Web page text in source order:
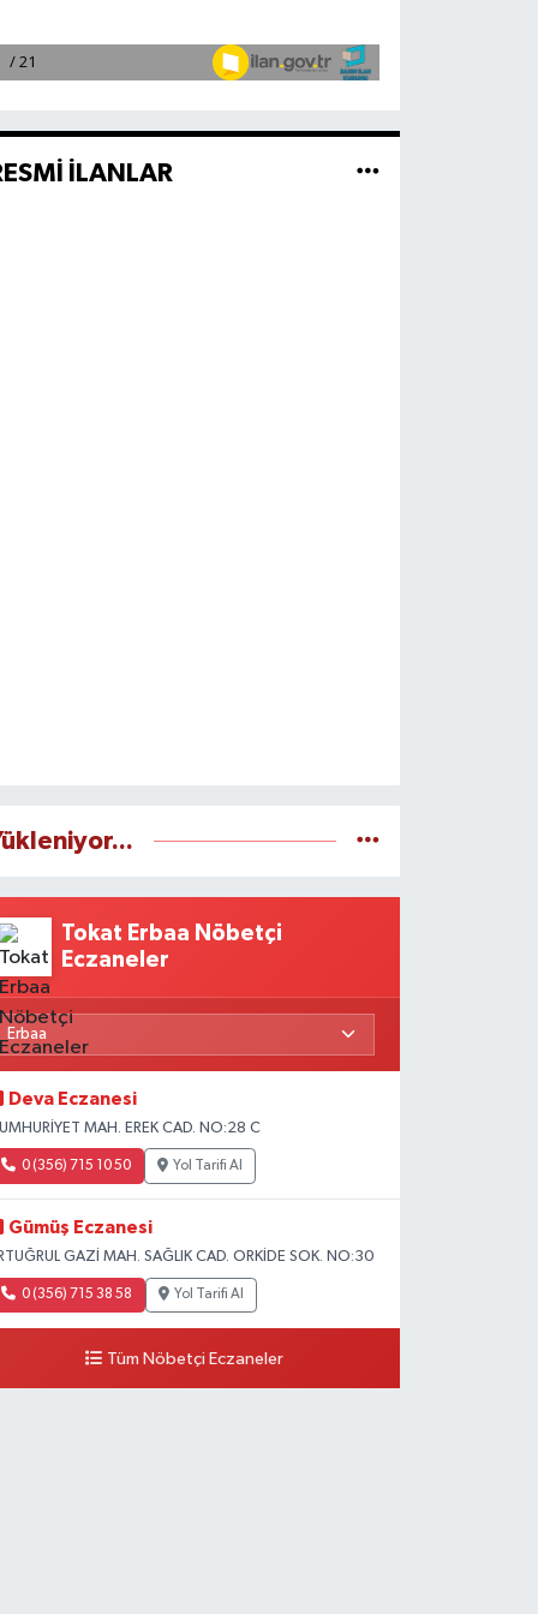
İLANLAR
Tokat Erbaa Nöbetçi
Eczaneler
Deva Eczanesi
MAH. EREK CAD. NO:28 C
0 (356) 715 10 50 Yol Tarifi Al
Gümüş Eczanesi
GAZİ MAH. SAĞLIK CAD. ORKİDE SOK. NO:30
0 (356) 715 38 58 Yol Tarifi Al
Tüm Nöbetçi Eczaneler